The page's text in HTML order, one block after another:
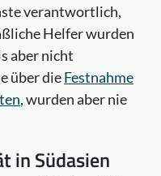
verantwortlich,
Helfer wurden
aber nicht
über dieFestnahme
, wurden aber nie
in Südasien